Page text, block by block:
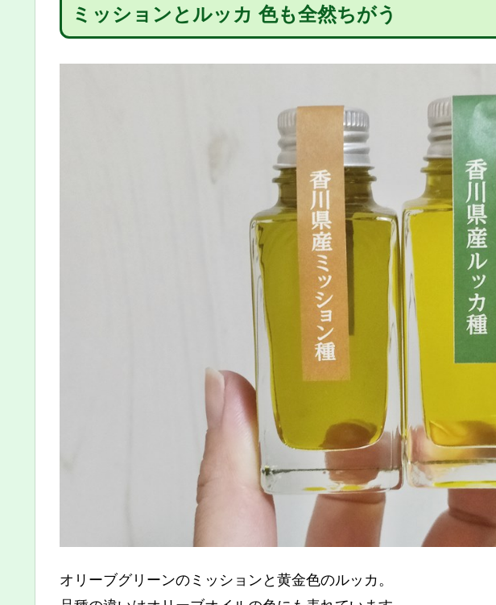
ミッションとルッカ 色も全然ちがう
オリーブグリーンのミッションと黄金色のルッカ。